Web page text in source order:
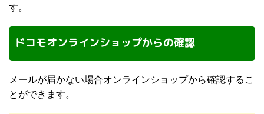
す。
ドコモオンラインショップからの確認
メールが届かない場合オンラインショップから確認するこ
とができます。